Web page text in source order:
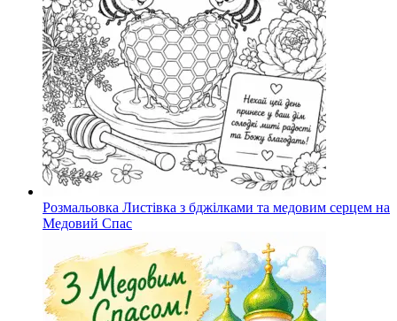
Розмальовка Листівка з бджілками та медовим серцем на
Медовий Спас